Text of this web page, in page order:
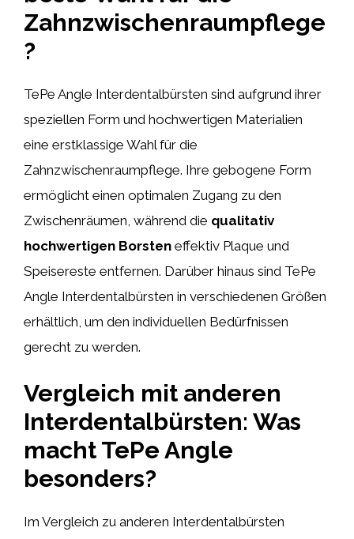
Zahnzwischenraumpflege
?
TePe Angle Interdentalbürsten sind aufgrund ihrer
speziellen Form und hochwertigen Materialien
eine erstklassige Wahl für die
Zahnzwischenraumpflege. Ihre gebogene Form
ermöglicht einen optimalen Zugang zu den
Zwischenräumen, während die qualitativ
hochwertigen Borsten effektiv Plaque und
Speisereste entfernen. Darüber hinaus sind TePe
Angle Interdentalbürsten in verschiedenen Größen
erhältlich, um den individuellen Bedürfnissen
gerecht zu werden.
Vergleich mit anderen
Interdentalbürsten: Was
macht TePe Angle
besonders?
Im Vergleich zu anderen Interdentalbürsten